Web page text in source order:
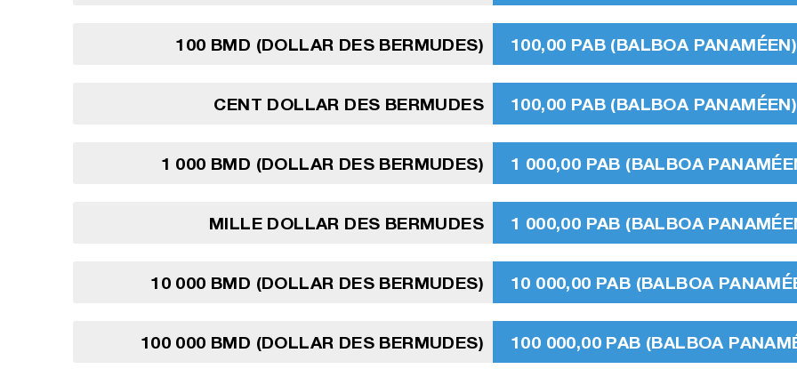
100 BMD (DOLLAR DES BERMUDES) 100,00 PAB (BALBOA PANAMÉEN)
CENT DOLLAR DES BERMUDES 100,00 PAB (BALBOA PANAMÉEN)
1 000 BMD (DOLLAR DES BERMUDES) 1 000,00 PAB (BALBOA
MILLE DOLLAR DES BERMUDES 1 000,00 PAB (BALBOA
10 000 BMD (DOLLAR DES BERMUDES) 10 000,00 PAB (BALBOA
100 000 BMD (DOLLAR DES BERMUDES) 100 000,00 PAB (BALBOA